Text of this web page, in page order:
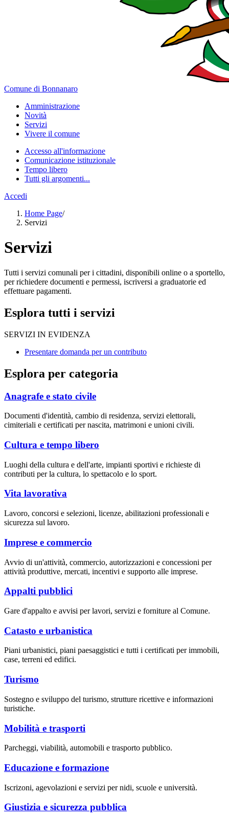
Comune di Bonnanaro
Amministrazione
Novità
Servizi
Vivere il comune
Accesso all'informazione
Comunicazione istituzionale
Tempo libero
Tutti gli argomenti...
Accedi
Home Page/
Servizi
Servizi
Tutti i servizi comunali per i cittadini, disponibili online o a sportello,
per richiedere documenti e permessi, iscriversi a graduatorie ed
effettuare pagamenti.
Esplora tutti i servizi
SERVIZI IN EVIDENZA
Presentare domanda per un contributo
Esplora per categoria
Anagrafe e stato civile
Documenti d'identità, cambio di residenza, servizi elettorali,
cimiteriali e certificati per nascita, matrimoni e unioni civili.
Cultura e tempo libero
Luoghi della cultura e dell'arte, impianti sportivi e richieste di
contributi per la cultura, lo spettacolo e lo sport.
Vita lavorativa
Lavoro, concorsi e selezioni, licenze, abilitazioni professionali e
sicurezza sul lavoro.
Imprese e commercio
Avvio di un'attività, commercio, autorizzazioni e concessioni per
attività produttive, mercati, incentivi e supporto alle imprese.
Appalti pubblici
Gare d'appalto e avvisi per lavori, servizi e forniture al Comune.
Catasto e urbanistica
Piani urbanistici, piani paesaggistici e tutti i certificati per immobili,
case, terreni ed edifici.
Turismo
Sostegno e sviluppo del turismo, strutture ricettive e informazioni
turistiche.
Mobilità e trasporti
Parcheggi, viabilità, automobili e trasporto pubblico.
Educazione e formazione
Iscrizoni, agevolazioni e servizi per nidi, scuole e università.
Giustizia e sicurezza pubblica